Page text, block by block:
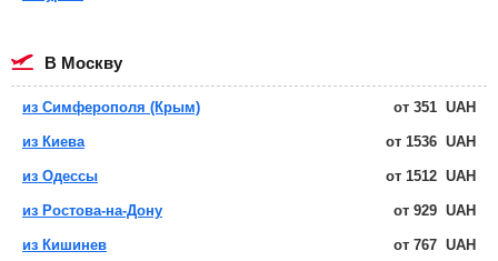
в Москву
из Симферополя (Крым) от 351 UAH
из Киева от 1536 UAH
из Одессы от 1512 UAH
из Ростова-на-Дону от 929 UAH
из Кишинев от 767 UAH